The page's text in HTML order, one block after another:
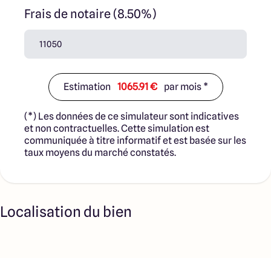
Frais de notaire (8.50%)
Estimation 1065.91 € par mois *
(*) Les données de ce simulateur sont indicatives
et non contractuelles. Cette simulation est
communiquée à titre informatif et est basée sur les
taux moyens du marché constatés.
Localisation du bien